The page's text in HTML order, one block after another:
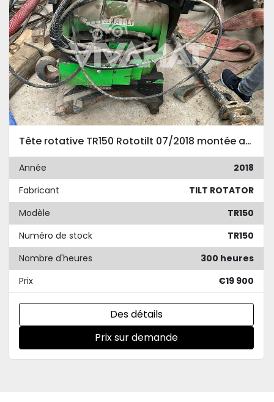
Tête rotative TR150 Rototilt 07/2018 montée avec platine VERACHTERT CW20S-H.4.N.
Année
2018
Fabricant
TILT ROTATOR
Modèle
TR150
Numéro de stock
TR150
Nombre d'heures
300 heures
Prix
€19 900
Des détails
Prix sur demande